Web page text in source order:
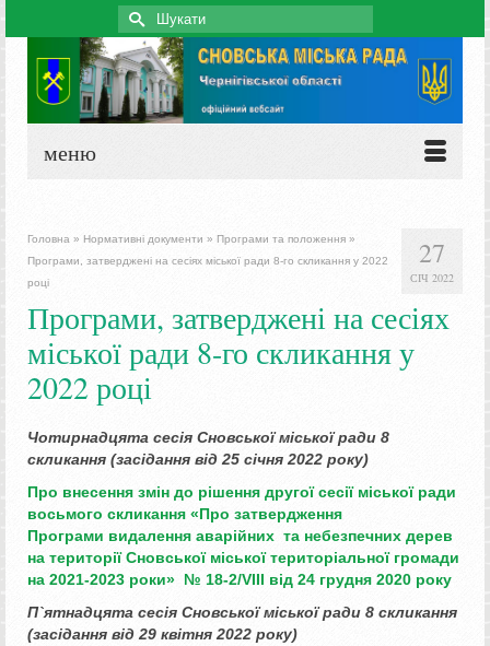
Search
for:
меню
27
СІЧ 2022
Головна » Нормативні документи » Програми та положення »
Програми, затверджені на сесіях міської ради 8-го скликання у 2022
році
Програми, затверджені на сесіях
міської ради 8-го скликання у
2022 році
Чотирнадцята сесія Сновської міської ради 8
скликання (засідання від 25 січня 2022 року)
Про внесення змін до рішення другої сесії міської ради
восьмого скликання «Про затвердження
Програми видалення аварійних та небезпечних дерев
на території Сновської міської територіальної громади
на 2021-2023 роки» № 18-2/VIII від 24 грудня 2020 року
П`ятнадцята сесія Сновської міської ради 8 скликання
(засідання від 29 квітня 2022 року)